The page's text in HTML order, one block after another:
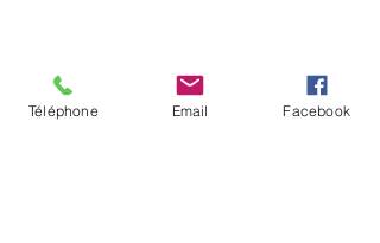
Téléphone Email Facebook